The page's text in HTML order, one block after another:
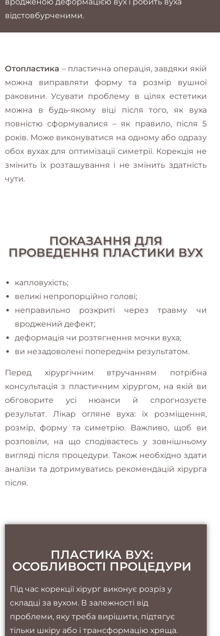
відстовбурченими.
Отопластика – пластична операція, завдяки якій
можна виправляти форму та розмір вушної
раковини. Усувати проблему в цілях естетики
можна в будь-якому віці після того, як вуха
повністю сформувалися – як правило, після 5
років. Може виконуватися на одному або одразу
обох вухах для оптимізації симетрії. Корекція не
змінить їх розташування і не змінить здатність
чути.
ПОКАЗАННЯ ДЛЯ
ПРОВЕДЕННЯ ПЛАСТИКИ ВУХ
капловухість;
великі непропорційно голові;
неправильно розкриті через травму чи
вроджений дефект;
деформація чи розтягнення мочки вуха;
ви незадоволені попереднім результатом.
Перед хірургічним втручанням потрібна
консультація з пластичним хірургом, на якій ви
обговорите усі нюанси й спрогнозуєте
результат. Лікар огляне вуха: їх розміщення,
розмір, форму та симетрію. Важливо, щоб ви
розповіли, на що сподіваєтесь у зовнішньому
вигляді після процедури. Також необхідно здати
аналізи та дотримуватись рекомендацій хірурга
після.
ПЛАСТИКА ВУХ:
ОСОБЛИВОСТІ ПРОЦЕДУРИ
Під час корекції хірург виконує розріз у
складці за вухом. В залежності від
проблеми, яку треба вирішити, підтягує
тільки шкіру або і трансформацію хряща.